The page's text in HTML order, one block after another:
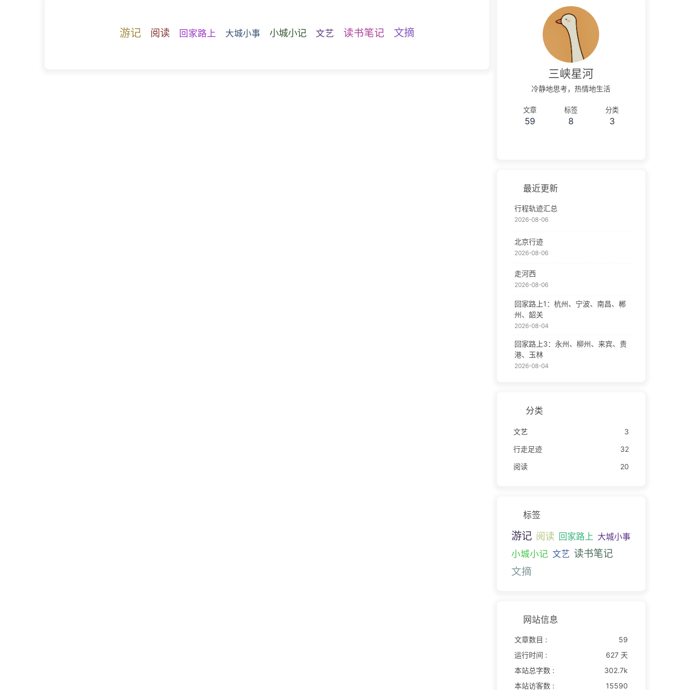
游记 阅读 回家路上 大城小事 小城小记 文艺 读书笔记 文摘
三峡星河
冷静地思考，热情地生活
文章
59
标签
8
分类
3
最近更新
行程轨迹汇总
2026-08-06
北京行迹
2026-08-06
走河西
2026-08-06
回家路上1：杭州、宁波、南昌、郴
州、韶关
2026-08-04
回家路上3：永州、柳州、来宾、贵
港、玉林
2026-08-04
分类
文艺
3
行走足迹
32
阅读
20
标签
游记 阅读 回家路上 大城小事
小城小记 文艺 读书笔记
文摘
网站信息
文章数目 :
59
运行时间 :
627 天
本站总字数 :
302.7k
本站访客数 :
15590